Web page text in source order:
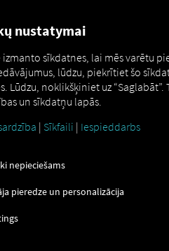
nustatymai
izmanto sīkdatnes, lai mēs varētu
lūdzu, piekrītiet šo
Lūdzu, noklikšķiniet uz
un sīkdatņu lapās.
| Sīkfaili | Iespieddarbs
nepieciešams
pieredze un personalizācija